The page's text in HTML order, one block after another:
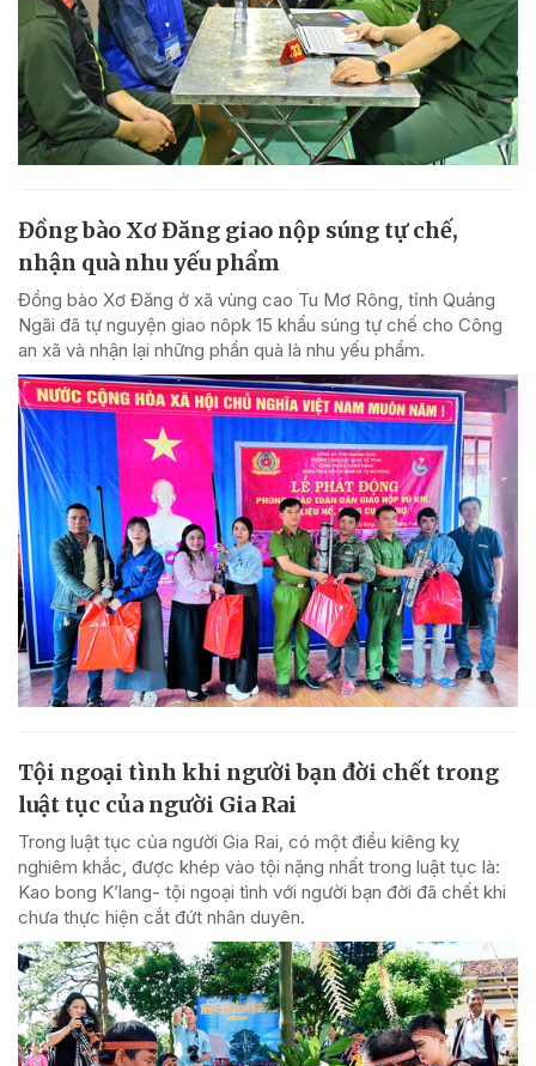
Đồng bào Xơ Đăng giao nộp súng tự chế,
nhận quà nhu yếu phẩm
Đồng bào Xơ Đăng ở xã vùng cao Tu Mơ Rông, tỉnh Quảng
Ngãi đã tự nguyện giao nôpk 15 khẩu súng tự chế cho Công
an xã và nhận lại những phần quà là nhu yếu phẩm.
Tội ngoại tình khi người bạn đời chết trong
luật tục của người Gia Rai
Trong luật tục của người Gia Rai, có một điều kiêng kỵ
nghiêm khắc, được khép vào tội nặng nhất trong luật tục là:
Kao bong K’lang- tội ngoại tình với người bạn đời đã chết khi
chưa thực hiện cắt đứt nhân duyên.